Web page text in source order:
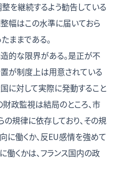
を継続するよう勧告している
幅はこの水準に届いておら
ままである。
的な限界がある。是正が不
が制度上は用意されている
に対して実際に発動すること
政監視は結局のところ、市
規律に依存しており、その規
働くか、反EU感情を強めて
くかは、フランス国内の政